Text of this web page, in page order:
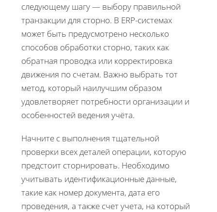
следующему шагу — выбору правильной
транзакции для сторно. В ERP-системах
может быть предусмотрено несколько
способов обработки сторно, таких как
обратная проводка или корректировка
движения по счетам. Важно выбрать тот
метод, который наилучшим образом
удовлетворяет потребности организации и
особенностей ведения учёта.
Начните с выполнения тщательной
проверки всех деталей операции, которую
предстоит сторнировать. Необходимо
учитывать идентификационные данные,
такие как номер документа, дата его
проведения, а также счет учета, на который